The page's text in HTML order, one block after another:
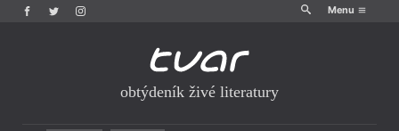
Menu
obtýdeník živé literatury